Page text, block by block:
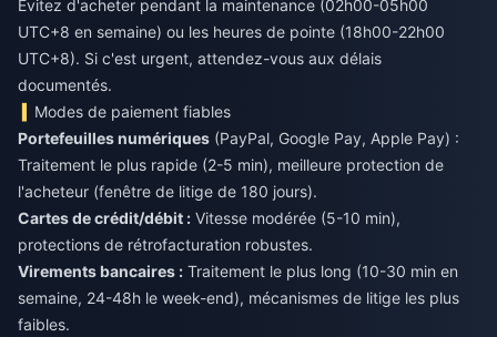
Évitez d'acheter pendant la maintenance (02h00-05h00
UTC+8 en semaine) ou les heures de pointe (18h00-22h00
UTC+8). Si c'est urgent, attendez-vous aux délais
documentés.
Modes de paiement fiables
Portefeuilles numériques (PayPal, Google Pay, Apple Pay) :
Traitement le plus rapide (2-5 min), meilleure protection de
l'acheteur (fenêtre de litige de 180 jours).
Cartes de crédit/débit : Vitesse modérée (5-10 min),
protections de rétrofacturation robustes.
Virements bancaires : Traitement le plus long (10-30 min en
semaine, 24-48h le week-end), mécanismes de litige les plus
faibles.